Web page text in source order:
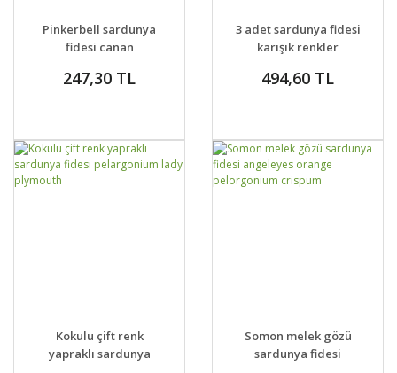
DETAYLAR SEPETE EKLE
Pinkerbell sardunya
fidesi canan
247,30 TL
DETAYLAR SEPETE EKLE
3 adet sardunya fidesi
karışık renkler
494,60 TL
DETAYLAR SEPETE EKLE
Kokulu çift renk
yapraklı sardunya
DETAYLAR SEPETE EKLE
Somon melek gözü
sardunya fidesi